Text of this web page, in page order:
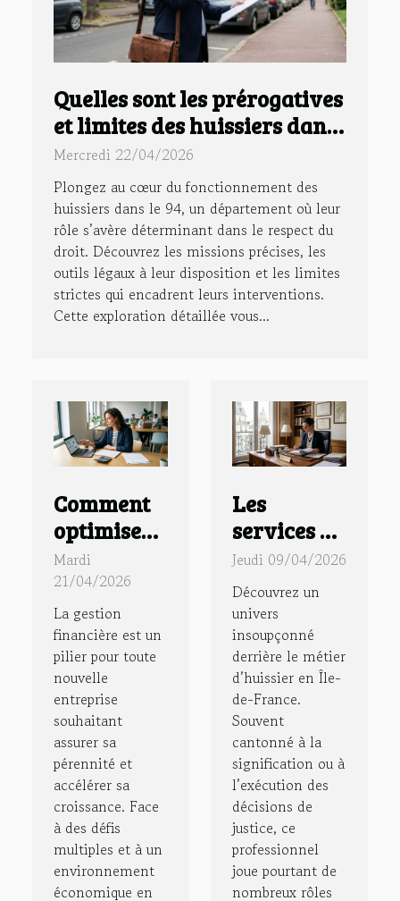
Quelles sont les prérogatives
et limites des huissiers dans
le 94 ?
Mercredi 22/04/2026
Plongez au cœur du fonctionnement des
huissiers dans le 94, un département où leur
rôle s’avère déterminant dans le respect du
droit. Découvrez les missions précises, les
outils légaux à leur disposition et les limites
strictes qui encadrent leurs interventions.
Cette exploration détaillée vous...
Comment
optimiser
la gestion
financière
d'une
nouvelle
entreprise
?
Mardi
21/04/2026
La gestion
financière est un
pilier pour toute
nouvelle
entreprise
souhaitant
assurer sa
pérennité et
accélérer sa
croissance. Face
à des défis
multiples et à un
environnement
économique en
Les
services et
rôles
méconnus
des
huissiers
en Île-de-
France
Jeudi 09/04/2026
Découvrez un
univers
insoupçonné
derrière le métier
d’huissier en Île-
de-France.
Souvent
cantonné à la
signification ou à
l’exécution des
décisions de
justice, ce
professionnel
joue pourtant de
nombreux rôles